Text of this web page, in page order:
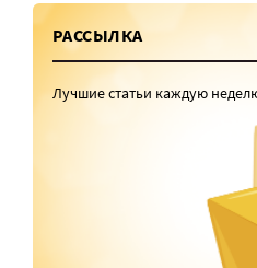
РАССЫЛКА
Лучшие статьи каждую